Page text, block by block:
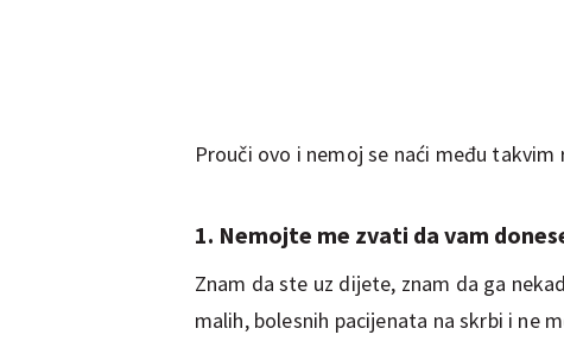
Prouči ovo i nemoj se naći među
1. Nemojte me zvati da vam
Znam da ste uz dijete, znam da ga
malih, bolesnih pacijenata na skrbi i ne